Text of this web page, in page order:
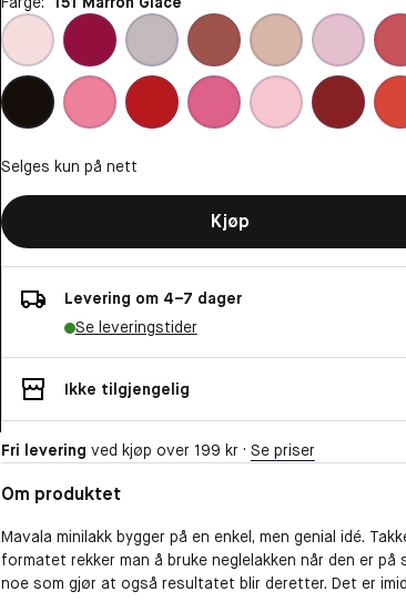
Vil du se videoen?
Da trenger vi at du godtar
informasjonskapsler
Selges kun på nett
Kjøp
Levering om 4–7 dager
Se leveringstider
Ikke tilgjengelig
Fri levering ved kjøp over 199 kr · Se priser
Om produktet
Mavala minilakk bygger på en enkel, men genial idé.
formatet rekker man å bruke neglelakken når den er på
noe som gjør at også resultatet blir deretter. Det er